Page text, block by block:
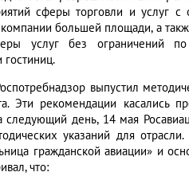
сферы торговли и услуг
большей площади, а
услуг без ограничений
выпустил
Эти рекомендации касались
следующий день, 14 мая
указаний для
гражданской авиации» и
что: